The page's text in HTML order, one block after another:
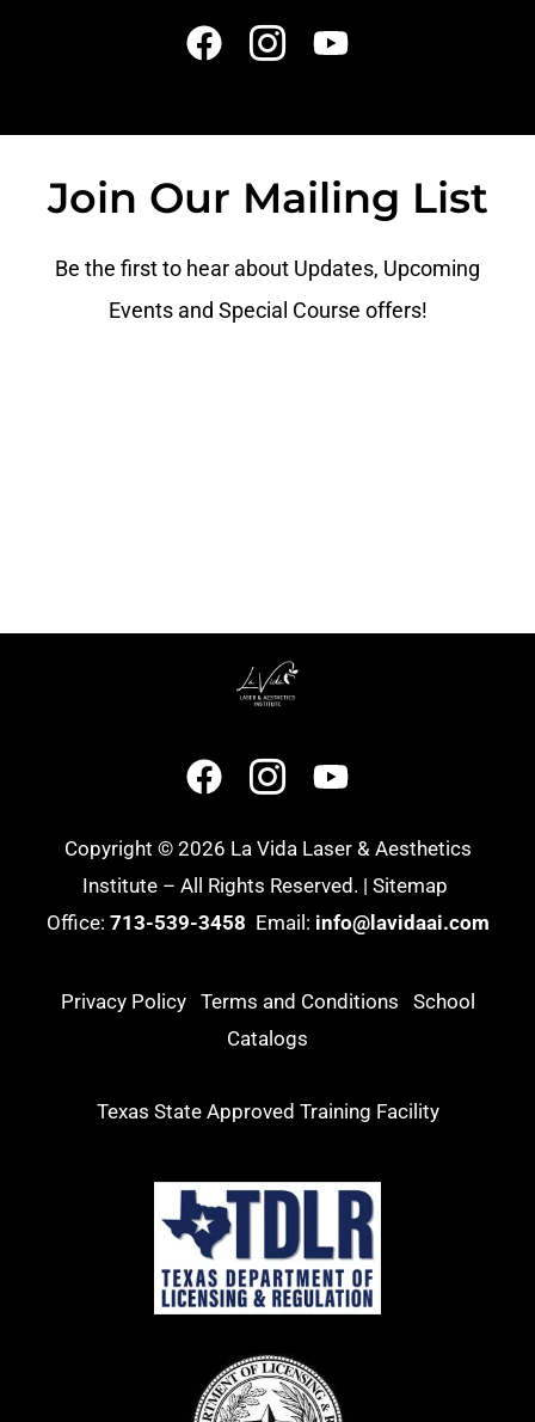
Join Our Mailing List
Be the first to hear about Updates, Upcoming
Events and Special Course offers!
Copyright © 2026 La Vida Laser & Aesthetics
Institute – All Rights Reserved. | Sitemap
Office: 713-539-3458 Email: info@lavidaai.com
Privacy Policy Terms and Conditions
School
Catalogs
Texas State Approved Training Facility